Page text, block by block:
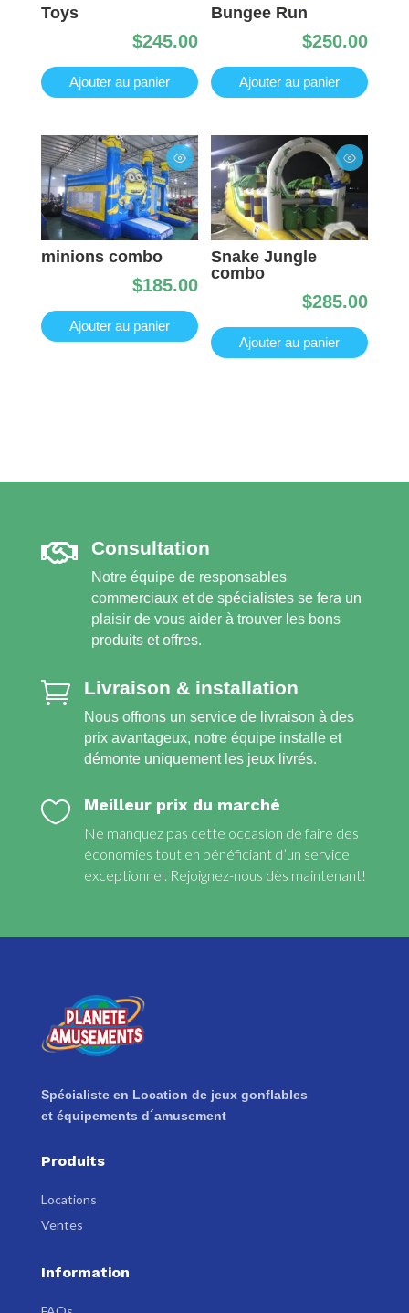
Toys
$245.00
Ajouter au panier
Bungee Run
$250.00
Ajouter au panier
minions combo
$185.00
Ajouter au panier
Snake Jungle
combo
$285.00
Ajouter au panier
 Сonsultation
Notre équipe de responsables
commerciaux et de spécialistes se fera un
plaisir de vous aider à trouver les bons
produits et offres.
 Livraison & installation
Nous offrons un service de livraison à des
prix avantageux, notre équipe installe et
démonte uniquement les jeux livrés.
 Meilleur prix du marché
Ne manquez pas cette occasion de faire des
économies tout en bénéficiant d’un service
exceptionnel. Rejoignez-nous dès maintenant!
Spécialiste en Location de jeux gonflables
et équipements d´amusement
Produits
Locations
Ventes
Information